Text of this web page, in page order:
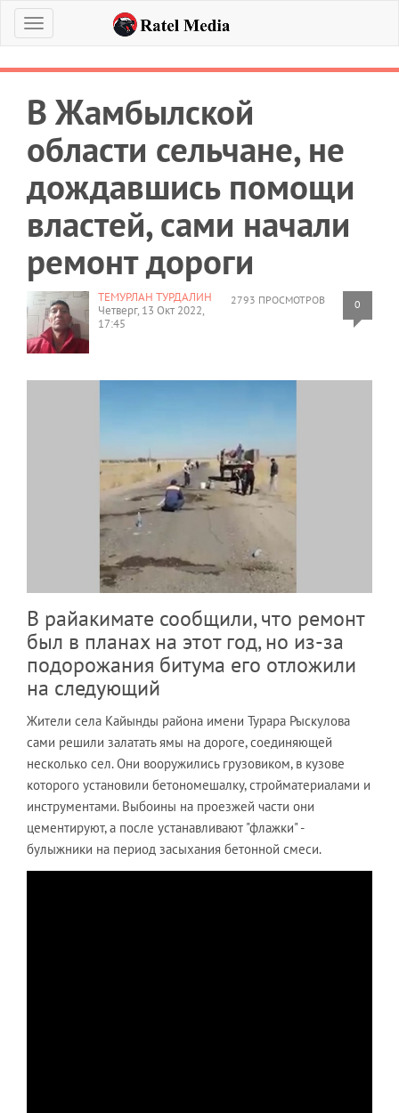
Меню
В Жамбылской
области сельчане, не
дождавшись помощи
властей, сами начали
ремонт дороги
2793 ПРОСМОТРОВ 0
ТЕМУРЛАН ТУРДАЛИН
Четверг, 13 Окт 2022,
17:45
В райакимате сообщили, что ремонт
был в планах на этот год, но из-за
подорожания битума его отложили
на следующий
Жители села Кайынды района имени Турара Рыскулова
сами решили залатать ямы на дороге, соединяющей
несколько сел. Они вооружились грузовиком, в кузове
которого установили бетономешалку, стройматериалами и
инструментами. Выбоины на проезжей части они
цементируют, а после устанавливают "флажки" -
булыжники на период засыхания бетонной смеси.